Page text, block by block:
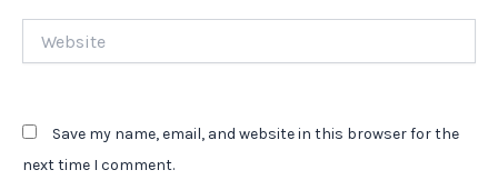
Save my name, email, and website in this browser for the
next time I comment.